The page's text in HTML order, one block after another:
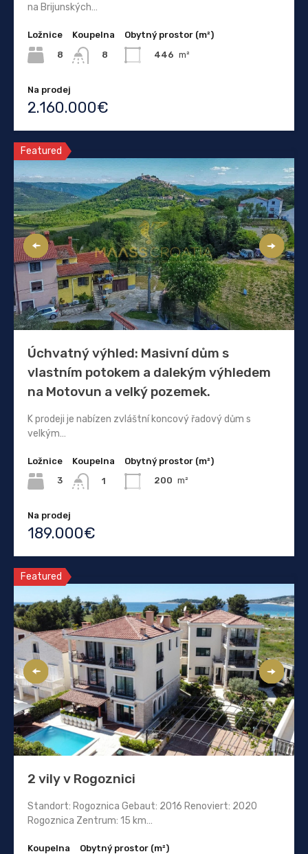
na Brijunských…
Ložnice
8
Koupelna
8
Obytný prostor (m²)
446 m²
Na prodej
2.160.000€
Featured
Úchvatný výhled: Masivní dům s
vlastním potokem a dalekým výhledem
na Motovun a velký pozemek.
K prodeji je nabízen zvláštní koncový řadový dům s
velkým…
Ložnice
3
Koupelna
1
Obytný prostor (m²)
200 m²
Na prodej
189.000€
Featured
2 vily v Rogoznici
Standort: Rogoznica Gebaut: 2016 Renoviert: 2020
Rogoznica Zentrum: 15 km…
Koupelna
Obytný prostor (m²)